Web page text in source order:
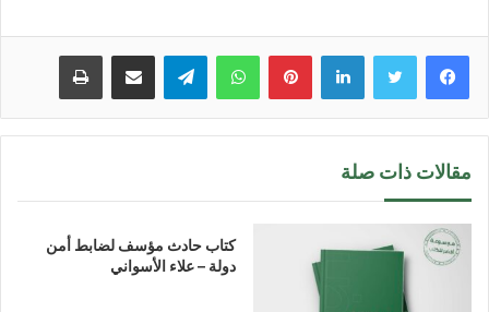
لينكدإن بينتيريستواتساب تيلقرام مشاركة عبر البريد طباعة
مقالات ذات صلة
كتاب حادث مؤسف لضابط أمن
دولة – علاء الأسواني